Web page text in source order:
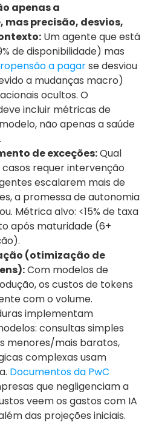
apenas a
precisão, desvios,
Um agente que está
de disponibilidade) mas
a pagar se desviou
a mudanças macro)
ocultos. O
incluir métricas de
não apenas a saúde
de exceções: Qual
requer intervenção
escalarem mais de
a promessa de autonomia
Métrica alvo: <15% de taxa
após maturidade (6+
(otimização de
Com modelos de
os custos de tokens
com o volume.
implementam
consultas simples
menores/mais baratos,
complexas usam
Documentos da PwC
que negligenciam a
veem os gastos com IA
das projeções iniciais.